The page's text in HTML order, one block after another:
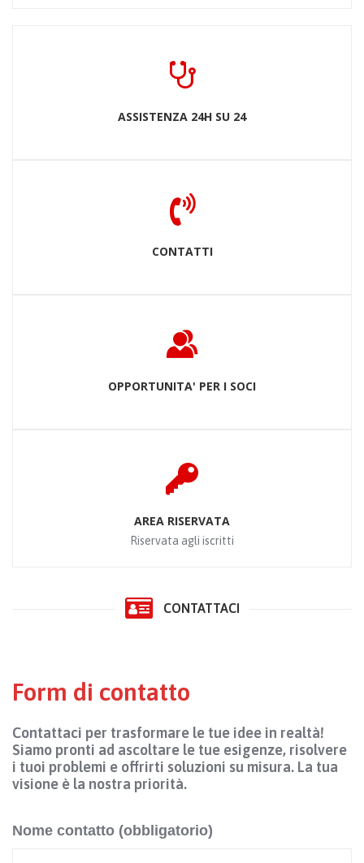
ASSISTENZA 24H SU 24
CONTATTI
OPPORTUNITA' PER I SOCI
AREA RISERVATA
Riservata agli iscritti
CONTATTACI
Form di contatto
Contattaci per trasformare le tue idee in realtà!
Siamo pronti ad ascoltare le tue esigenze, risolvere
i tuoi problemi e offrirti soluzioni su misura. La tua
visione è la nostra priorità.
Nome contatto (obbligatorio)